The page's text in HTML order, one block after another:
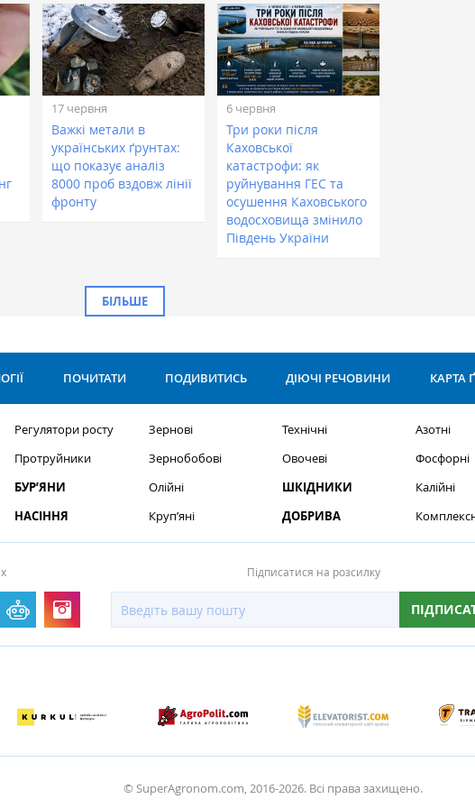
17 червня
Важкі метали в
українських ґрунтах:
що показує аналіз
8000 проб вздовж лінії
фронту
6 червня
Три роки після
Каховської
катастрофи: як
руйнування ГЕС та
осушення Каховського
водосховища змінило
Південь України
БІЛЬШЕ
ПОЧИТАТИ ПОДИВИТИСЬ ДІЮЧІ РЕЧОВИНИ КАРТА
Регулятори росту
Протруйники
БУР’ЯНИ
НАСІННЯ
Зернові
Зернобобові
Олійні
Круп’яні
Технічні
Овочеві
ШКІДНИКИ
ДОБРИВА
Азотні
Фосфорні
Калійні
Підписатися на розсилку
© SuperAgronom.com, 2016-2026. Всі права захищено.